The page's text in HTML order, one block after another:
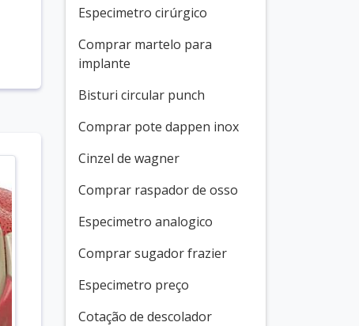
Especimetro cirúrgico
Comprar martelo para
implante
Bisturi circular punch
Comprar pote dappen inox
Cinzel de wagner
Comprar raspador de osso
Especimetro analogico
Comprar sugador frazier
Especimetro preço
Cotação de descolador